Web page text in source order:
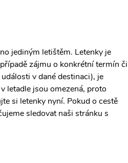
jediným letištěm. Letenky je
zájmu o konkrétní termín či
v dané destinaci), je
letadle jsou omezená, proto
si letenky nyní. Pokud o cestě
sledovat naši stránku s